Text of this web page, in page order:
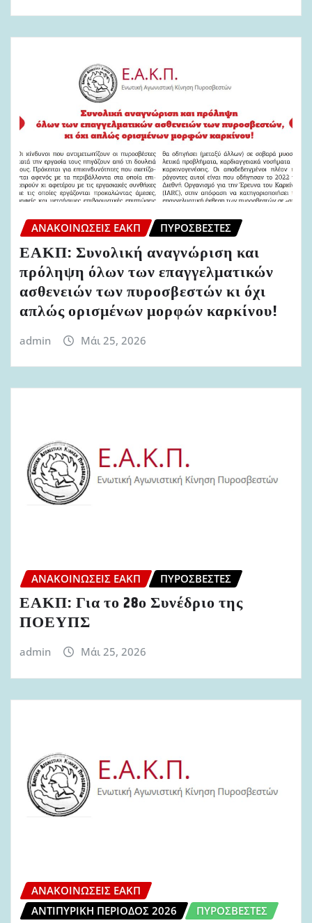
ΑΝΑΚΟΙΝΏΣΕΙΣ ΕΑΚΠ ΠΥΡΟΣΒΈΣΤΕΣ
ΕΑΚΠ: Συνολική αναγνώριση και
πρόληψη όλων των επαγγελματικών
ασθενειών των πυροσβεστών κι όχι
απλώς ορισμένων μορφών καρκίνου!
admin Μάι 25, 2026
ΑΝΑΚΟΙΝΏΣΕΙΣ ΕΑΚΠ ΠΥΡΟΣΒΈΣΤΕΣ
ΕΑΚΠ: Για το 28ο Συνέδριο της
ΠΟΕΥΠΣ
admin Μάι 25, 2026
ΑΝΑΚΟΙΝΏΣΕΙΣ ΕΑΚΠ
ΑΝΤΙΠΥΡΙΚΉ ΠΕΡΊΟΔΟΣ 2026
ΠΥΡΟΣΒΈΣΤΕΣ